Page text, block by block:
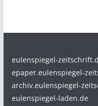
eulenspiegel-
epaper.eulenspiegel-
archiv.eulenspiegel-
eulenspiegel-laden.de